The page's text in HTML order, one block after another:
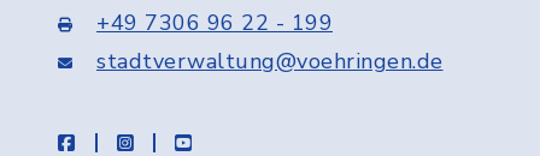
+49 7306 96 22 - 199
stadtverwaltung@voehringen.de
facebookinstagramyoutube